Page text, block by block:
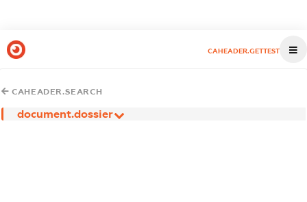
CAHEADER.GETTEST
CAHEADER.SEARCH
document.dossier